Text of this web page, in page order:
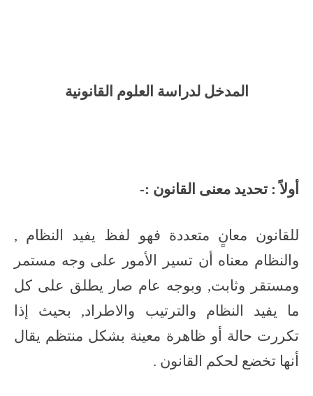
المدخل لدراسة العلوم القانونية
أولاً : تحديد معنى القانون :-
للقانون معانٍ متعددة فهو لفظ يفيد النظام ,
والنظام معناه أن تسير الأمور على وجه مستمر
ومستقر وثابت, وبوجه عام صار يطلق على كل
ما يفيد النظام والترتيب والاطراد, بحيث إذا
تكررت حالة أو ظاهرة معينة بشكل منتظم يقال
أنها تخضع لحكم القانون .